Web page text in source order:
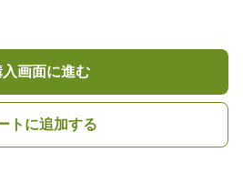
入画面に進む
トに追加する